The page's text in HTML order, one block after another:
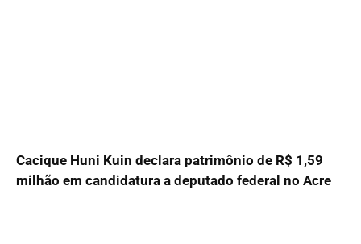
Cacique Huni Kuin declara patrimônio de R$ 1,59
milhão em candidatura a deputado federal no Acre